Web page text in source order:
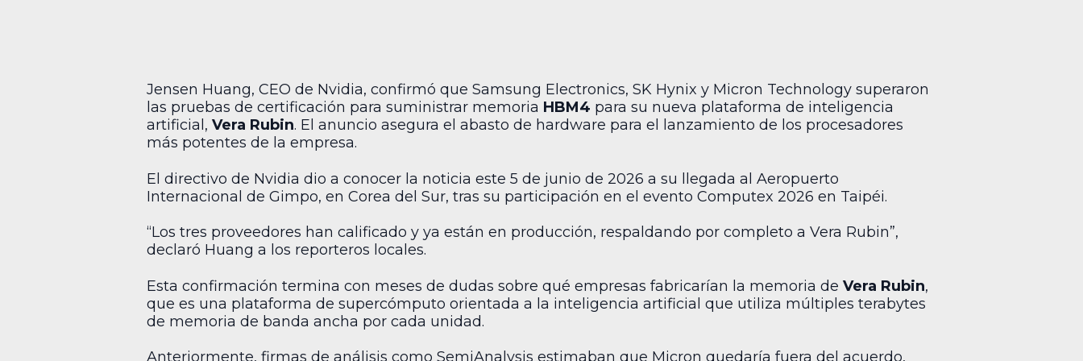
Jensen Huang, CEO de Nvidia, confirmó que Samsung Electronics, SK Hynix y Micron Technology superaron
las pruebas de certificación para suministrar memoria HBM4 para su nueva plataforma de inteligencia
artificial, Vera Rubin. El anuncio asegura el abasto de hardware para el lanzamiento de los procesadores
más potentes de la empresa.
El directivo de Nvidia dio a conocer la noticia este 5 de junio de 2026 a su llegada al Aeropuerto
Internacional de Gimpo, en Corea del Sur, tras su participación en el evento Computex 2026 en Taipéi.
“Los tres proveedores han calificado y ya están en producción, respaldando por completo a Vera Rubin”,
declaró Huang a los reporteros locales.
Esta confirmación termina con meses de dudas sobre qué empresas fabricarían la memoria de Vera Rubin,
que es una plataforma de supercómputo orientada a la inteligencia artificial que utiliza múltiples terabytes
de memoria de banda ancha por cada unidad.
Anteriormente, firmas de análisis como SemiAnalysis estimaban que Micron quedaría fuera del acuerdo,